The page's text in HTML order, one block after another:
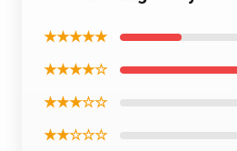
★★★★★
★★★★☆
★★★☆☆
★★☆☆☆